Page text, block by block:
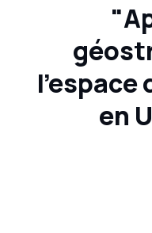
l'espace
en